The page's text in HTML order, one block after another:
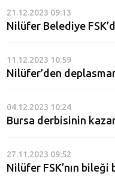
21.12.2023 09:13
Nilüfer Belediye
11.12.2023 10:59
Nilüfer’den
04.12.2023 10:24
Bursa derbisinin
27.11.2023 09:52
Nilüfer FSK’nın